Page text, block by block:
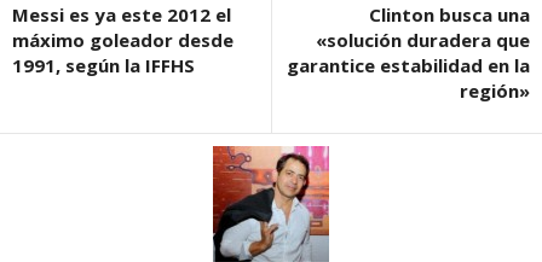
Messi es ya este 2012 el
máximo goleador desde
1991, según la IFFHS
Clinton busca una
«solución duradera que
garantice estabilidad en la
región»